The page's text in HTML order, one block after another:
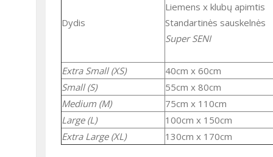
Dydis
Liemens x klubų apimtis
standartinės sauskelnės
Super SENI
Extra Small (XS)
40cm х 60cm
Small (S)
55cm х 80cm
Medium (M)
75cm х 110cm
Large (L)
100cm х 150cm
Extra Large (XL)
130cm х 170cm